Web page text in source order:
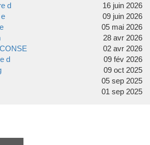
d
16 juin 2026
09 juin 2026
05 mai 2026
28 avr 2026
02 avr 2026
d
09 fév 2026
09 oct 2025
05 sep 2025
01 sep 2025